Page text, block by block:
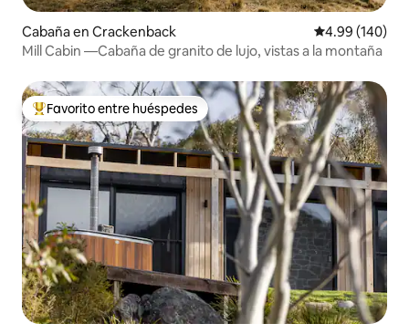
Cabaña en Crackenback Calificación
4.99 (140)
Mill Cabin —Cabaña de granito de lujo, vistas a la montaña
Favorito entre huéspedes preferido
Favorito entre huéspedes